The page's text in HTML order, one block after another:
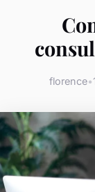
florence•